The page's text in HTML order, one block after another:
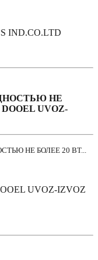
IND.CO.LTD
НЕ
UVOZ-
НЕ БОЛЕЕ 20 ВТ...
UVOZ-IZVOZ